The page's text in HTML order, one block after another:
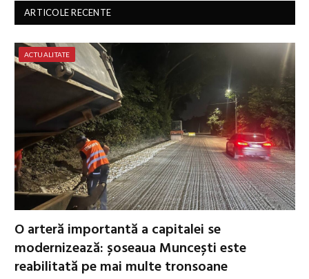
ARTICOLE RECENTE
ACTUALITATE
O arteră importantă a capitalei se
modernizează: șoseaua Muncești este
reabilitată pe mai multe tronsoane